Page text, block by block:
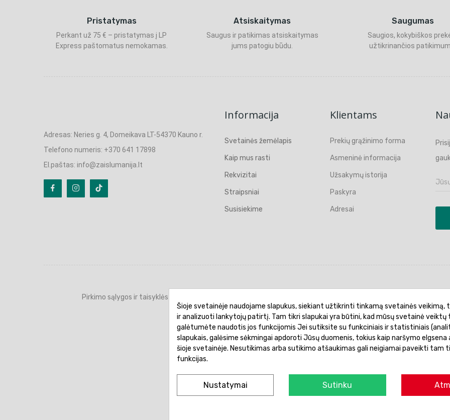
Pristatymas
Perkant už 75 € – pristatymas į LP
Express paštomatus nemokamas.
Atsiskaitymas
Saugus ir patikimas atsiskaitymas
jums patogiu būdu.
Saugumas
Saugios, kokybiškos
užtikrinančios
Adresas: Neries g. 4, Domeikava LT-54370 Kauno r.
Telefono numeris: +370 641 17898
El.paštas: info@zaislumanija.lt
Informacija
Svetainės žemėlapis
Kaip mus rasti
Rekvizitai
Straipsniai
Susisiekime
Klientams
Prekių grąžinimo forma
Asmeninė informacija
Užsakymų istorija
Paskyra
Adresai
Pirkimo sąlygos ir taisyklės
Šioje svetainėje naudojame slapukus, siekiant užtikrinti tinkamą svetainės veikimą,
ir analizuoti lankytojų patirtį. Tam tikri slapukai yra būtini, kad mūsų svetainė veiktų
galėtumėte naudotis jos funkcijomis Jei sutiksite su funkciniais ir statistiniais
slapukais, galėsime sėkmingai apdoroti Jūsų duomenis, tokius kaip naršymo elgsena
šioje svetainėje. Nesutikimas arba sutikimo atšaukimas gali neigiamai paveikti tam
funkcijas.
Nustatymai Sutinku